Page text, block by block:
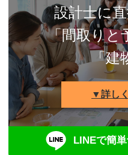
設計士に
「間取りと
「建
▼詳し
LINEで簡